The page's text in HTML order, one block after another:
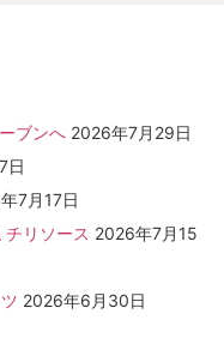
ブンへ 2026年7月29日
日
7月17日
リソース 2026年7月15
2026年6月30日